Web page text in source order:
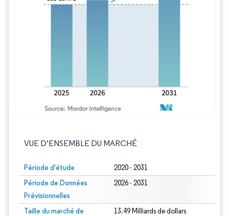
VUE D’ENSEMBLE DU MARCHÉ
Période d'étude 2020 - 2031
Période de Données
Prévisionnelles
2026 - 2031
Taille du marché de
13.49 Milliards de dollars